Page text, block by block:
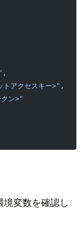
トアクセスキー>",
ン>"
変数を確認し